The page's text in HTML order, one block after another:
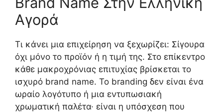
Αγορά
Τι κάνει μια επιχείρηση να ξεχωρίζει: Σίγουρα
όχι μόνο το προϊόν ή η τιμή της. Στο επίκεντρο
κάθε μακροχρόνιας επιτυχίας βρίσκεται το
ισχυρό brand name. Το branding δεν είναι ένα
ωραίο λογότυπο ή μια εντυπωσιακή
χρωματική παλέτα· είναι η υπόσχεση που